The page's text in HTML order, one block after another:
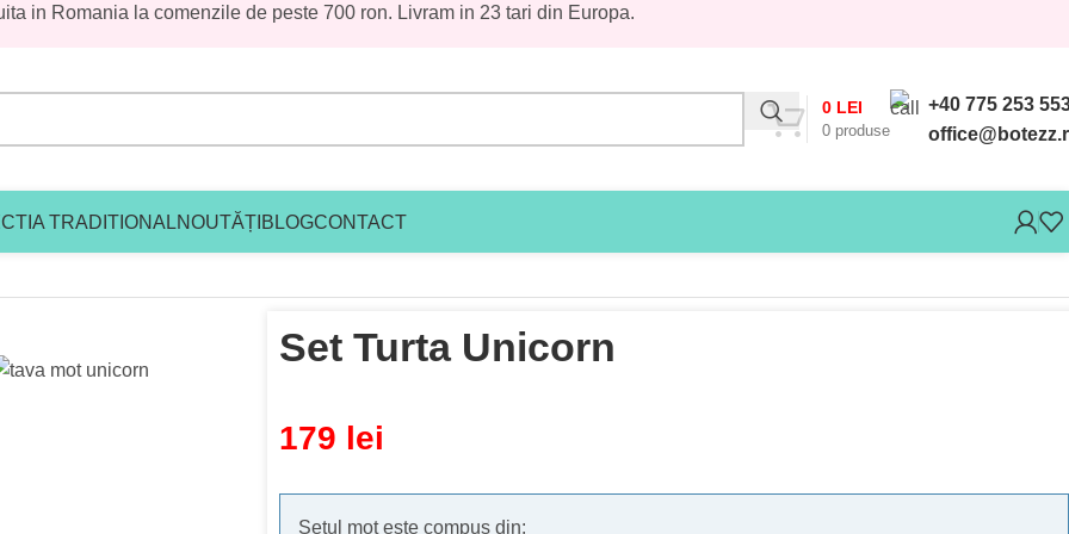
in Romania la comenzile de peste 700 ron. Livram in 23 tari din Europa.
0 produse
0 LEI
+40 775 253
TRADITIONALNOUTĂȚI BLOGCONTACT
Set Turta Unicorn
179 lei
Setul mot este compus din: